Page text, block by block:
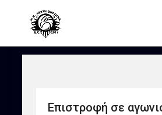
Επιστροφή σε